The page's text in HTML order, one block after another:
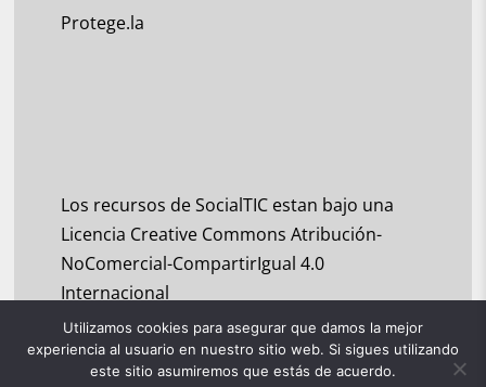
Protege.la
Los recursos de SocialTIC estan bajo una
Licencia Creative Commons Atribución-
NoComercial-CompartirIgual 4.0
Internacional
Utilizamos cookies para asegurar que damos la mejor
experiencia al usuario en nuestro sitio web. Si sigues utilizando
este sitio asumiremos que estás de acuerdo.